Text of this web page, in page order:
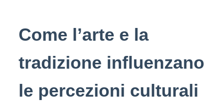
Come l’arte e la
tradizione influenzano
le percezioni culturali